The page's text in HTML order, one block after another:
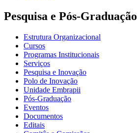
Pesquisa e Pós-Graduação
Estrutura Organizacional
Cursos
Programas Institucionais
Serviços
Pesquisa e Inovação
Polo de Inovação
Unidade Embrapii
Pós-Graduação
Eventos
Documentos
Editais